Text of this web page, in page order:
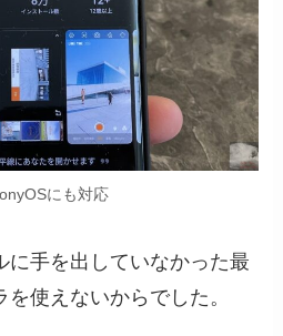
にも対応
に手を出していなかった最
使えないからでした。